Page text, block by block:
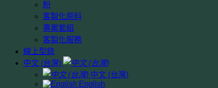
粉
客製化原料
專案套組
客製化服務
線上型錄
中文 (台灣)
中文 (台灣)
English